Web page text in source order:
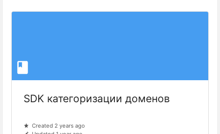
SDK категоризации доменов
Created 2 years ago